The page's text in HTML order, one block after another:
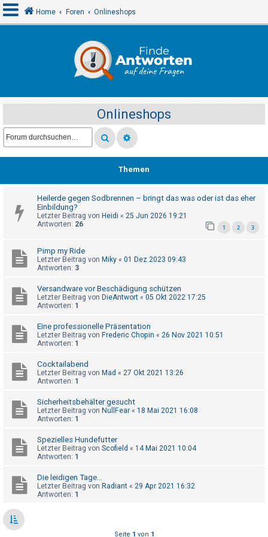
e
l
d
e
R
e
i
r
i
e
n
U
n
e
a
n
o
r
Home Foren Onlineshops
Onlineshops
Themen
Heilerde gegen Sodbrennen – bringt das was oder ist das eher
Einbildung?
Letzter Beitrag von Heidi « 25 Jun 2026 19:21
Antworten: 26 1 2 3
Pimp my Ride
Letzter Beitrag von Miky « 01 Dez 2023 09:43
Antworten: 3
Versandware vor Beschädigung schützen
Letzter Beitrag von DieAntwort « 05 Okt 2022 17:25
Antworten: 1
Eine professionelle Präsentation
Letzter Beitrag von Frederic Chopin « 26 Nov 2021 10:51
Antworten: 1
Cocktailabend
Letzter Beitrag von Mad « 27 Okt 2021 13:26
Antworten: 1
Sicherheitsbehälter gesucht
Letzter Beitrag von NullFear « 18 Mai 2021 16:08
Antworten: 1
Spezielles Hundefutter
Letzter Beitrag von Scofield « 14 Mai 2021 10:04
Antworten: 1
Die leidigen Tage...
Letzter Beitrag von Radiant « 29 Apr 2021 16:32
Antworten: 1
Seite 1 von 1